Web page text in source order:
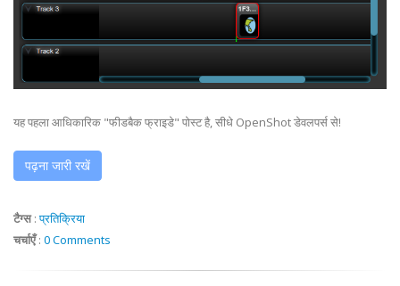
यह पहला आधिकारिक "फीडबैक फ्राइडे" पोस्ट है, सीधे OpenShot डेवलपर्स से!
पढ़ना जारी रखें
टैग्स:प्रतिक्रिया
चर्चाएँ: 0 Comments